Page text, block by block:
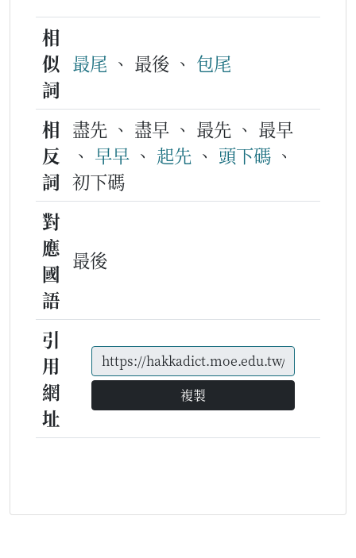
相
似
詞
最尾 、 最後 、 包尾
相
反
詞
盡先 、 盡早 、 最先 、 最早
、 早早 、 起先 、 頭下碼 、
初下碼
對
應
國
語
最後
引
用
網
址
複製